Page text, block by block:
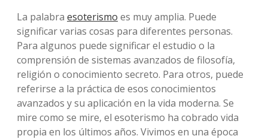
La palabra esoterismo es muy amplia. Puede
significar varias cosas para diferentes personas.
Para algunos puede significar el estudio o la
comprensión de sistemas avanzados de filosofía,
religión o conocimiento secreto. Para otros, puede
referirse a la práctica de esos conocimientos
avanzados y su aplicación en la vida moderna. Se
mire como se mire, el esoterismo ha cobrado vida
propia en los últimos años. Vivimos en una época